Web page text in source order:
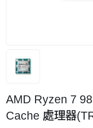
AMD Ryzen 7
Cache 處理器